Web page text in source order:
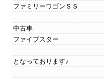
ファミリーワゴンＳＳ
中古車
ファイブスター
となっております♪